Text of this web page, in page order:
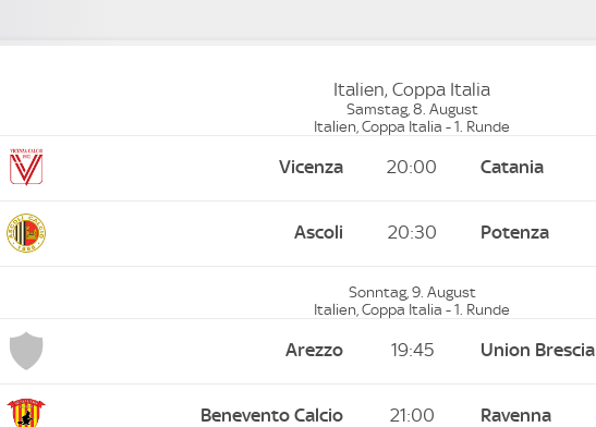
Italien, Coppa Italia
Samstag, 8. August
Italien, Coppa Italia - 1. Runde
Vicenza 20:00 Catania
Ascoli 20:30 Potenza
Sonntag, 9. August
Italien, Coppa Italia - 1. Runde
Arezzo 19:45 Union Brescia
Benevento Calcio 21:00 Ravenna